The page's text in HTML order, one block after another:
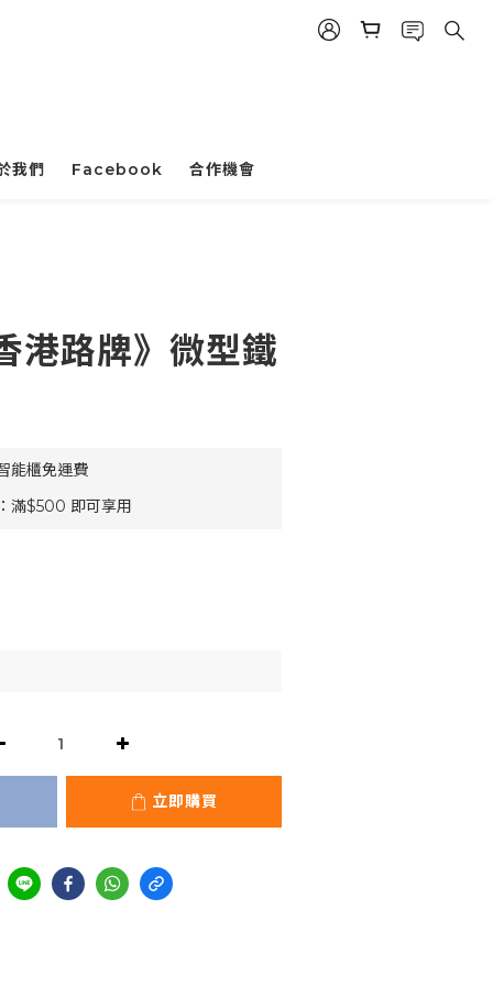
我們 Facebook 合作機會
港路牌》微型鐵
能櫃免運費
滿$500 即可享用
立即購買